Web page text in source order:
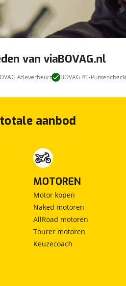
van viaBOVAG.nl
Afleverbeurt BOVAG 40-Puntencheck
aanbod
MOTOREN
Motor kopen
Naked motoren
AllRoad motoren
Tourer motoren
Keuzecoach